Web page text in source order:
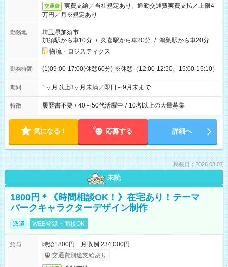
交通費
実費支給／当社規定あり。通勤交通費実費支払／上限4
万円／月※規定あり
勤務地
埼玉県加須市
加須駅から車10分 / 久喜駅から車20分 / 鴻巣駅から車20分
物流・ロジスティクス
勤務時間 (1)09:00-17:00(休憩60分) ※休憩（12:00-12:50、15:00-15:10）
期間 1ヶ月以上3ヶ月未満／即日～9月末まで
特徴 履歴書不要 / 40～50代活躍中 / 10名以上の大量募集
気になる！ 応募する 詳細へ
掲載日：2026.08.07
未読
1800円＊《時間相談OK！》在宅あり！テーマ
パークキャラクターデザイン制作
派遣 WEB登録・面接OK
給与
時給1800円 月収例 234,000円
交通費別途支給あり